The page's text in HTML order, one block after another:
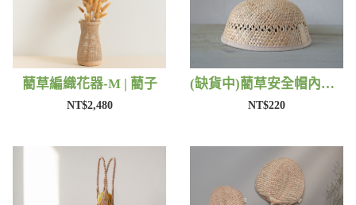
藺草編織花器-M | 藺子
NT$2,480
(缺貨中)藺草安全帽內襯 | 藺子
NT$220